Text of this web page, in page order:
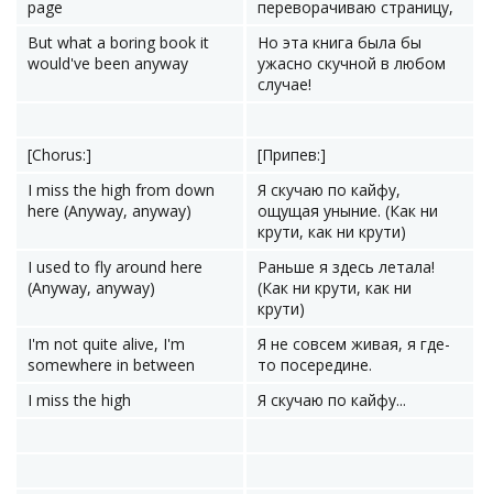
page
переворачиваю страницу,
But what a boring book it
would've been anyway
Но эта книга была бы
ужасно скучной в любом
случае!
[Chorus:]
[Припев:]
I miss the high from down
here (Anyway, anyway)
Я скучаю по кайфу,
ощущая уныние. (Как ни
крути, как ни крути)
I used to fly around here
(Anyway, anyway)
Раньше я здесь летала!
(Как ни крути, как ни
крути)
I'm not quite alive, I'm
somewhere in between
Я не совсем живая, я где-
то посередине.
I miss the high
Я скучаю по кайфу...